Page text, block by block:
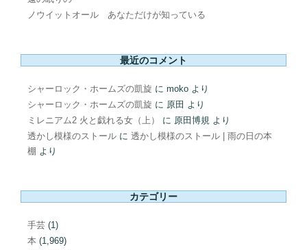
ノウイットオール あなただけが知っている
最近のコメント
シャーロック・ホームズの凱旋 に moko より
シャーロック・ホームズの凱旋 に 原田 より
ミレニアム2 火と戯れる女（上）
に 原田博規 より
透かし模様のストール に 透かし模様のストール | 雨の日の本
棚 より
カテゴリー
手芸 (1)
本 (1,969)